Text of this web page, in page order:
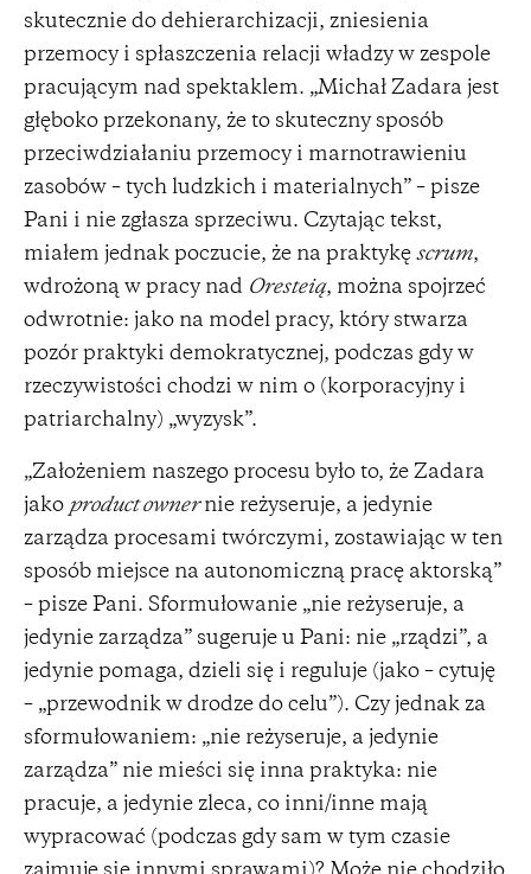
skutecznie do dehierarchizacji, zniesienia
przemocy i spłaszczenia relacji władzy w zespole
pracującym nad spektaklem. „Michał Zadara jest
głęboko przekonany, że to skuteczny sposób
przeciwdziałaniu przemocy i marnotrawieniu
zasobów – tych ludzkich i materialnych” – pisze
Pani i nie zgłasza sprzeciwu. Czytając tekst,
miałem jednak poczucie, że na praktykę scrum,
wdrożoną w pracy nad Oresteią, można spojrzeć
odwrotnie: jako na model pracy, który stwarza
pozór praktyki demokratycznej, podczas gdy w
rzeczywistości chodzi w nim o (korporacyjny i
patriarchalny) „wyzysk”.
„Założeniem naszego procesu było to, że Zadara
jako product ownernie reżyseruje, a jedynie
zarządza procesami twórczymi, zostawiając w ten
sposób miejsce na autonomiczną pracę aktorską”
– pisze Pani. Sformułowanie „nie reżyseruje, a
jedynie zarządza” sugeruje u Pani: nie „rządzi”, a
jedynie pomaga, dzieli się i reguluje (jako – cytuję
– „przewodnik w drodze do celu”). Czy jednak za
sformułowaniem: „nie reżyseruje, a jedynie
zarządza” nie mieści się inna praktyka: nie
pracuje, a jedynie zleca, co inni/inne mają
wypracować (podczas gdy sam w tym czasie